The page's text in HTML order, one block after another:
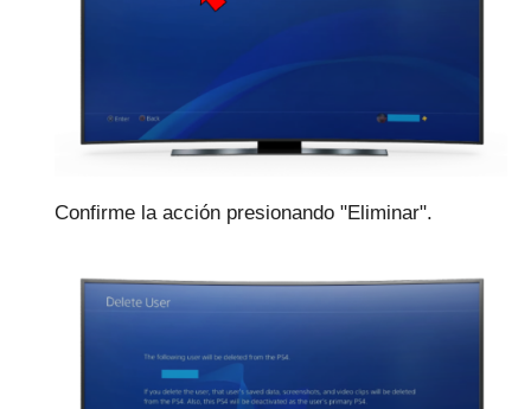
Confirme la acción presionando "Eliminar".